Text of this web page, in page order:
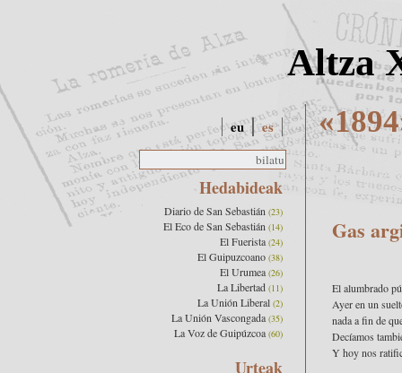
Altza
Gas
El alumbrado
Ayer en un
nada a fin de
Decíamos
Y hoy nos
eu es
Hedabideak
Diario de San Sebastián (23)
El Eco de San Sebastián (14)
El Fuerista (24)
El Guipuzcoano (38)
El Urumea (26)
La Libertad (11)
La Unión Liberal (2)
La Unión Vascongada (35)
La Voz de Guipúzcoa (60)
Urteak